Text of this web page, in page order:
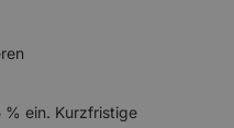
% ein. Kurzfristige